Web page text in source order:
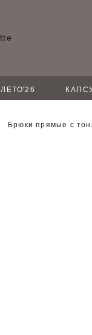
ЛЕТО'26
Брюки прямые с